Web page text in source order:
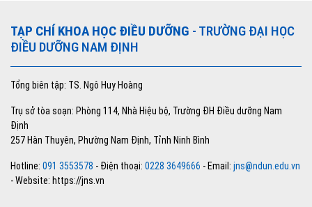
TẠP CHÍ KHOA HỌC ĐIỀU DƯỠNG - TRƯỜNG ĐẠI HỌC
ĐIỀU DƯỠNG NAM ĐỊNH
Tổng biên tập: TS. Ngô Huy Hoàng
Trụ sở tòa soạn: Phòng 114, Nhà Hiệu bộ, Trường ĐH Điều dưỡng Nam
Định
257 Hàn Thuyên, Phường Nam Định, Tỉnh Ninh Bình
Hotline: 091 3553578 - Điện thoại: 0228 3649666 - Email: jns@ndun.edu.vn
- Website: https://jns.vn